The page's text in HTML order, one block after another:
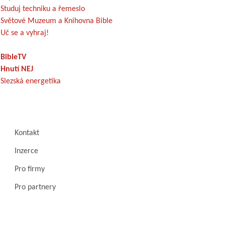
Studuj techniku a řemeslo
Světové Muzeum a Knihovna Bible
Uč se a vyhraj!
BibleTV
Hnutí NEJ
Slezská energetika
Kontakt
Inzerce
Pro firmy
Pro partnery